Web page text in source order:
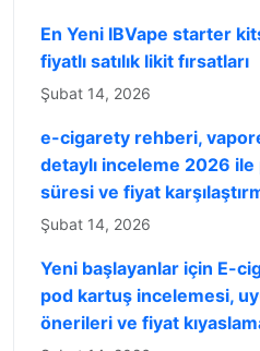
En Yeni IBVape starter
fiyatlı satılık likit fırsatları
Şubat 14, 2026
e-cigarety rehberi,
detaylı inceleme 2026
süresi ve fiyat
Şubat 14, 2026
Yeni başlayanlar için E-
pod kartuş incelemesi,
önerileri ve fiyat